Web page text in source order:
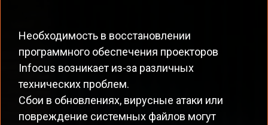
Необходимость в восстановлении
программного обеспечения проекторов
Infocus возникает из-за различных
технических проблем.
Сбои в обновлениях, вирусные атаки или
повреждение системных файлов могут